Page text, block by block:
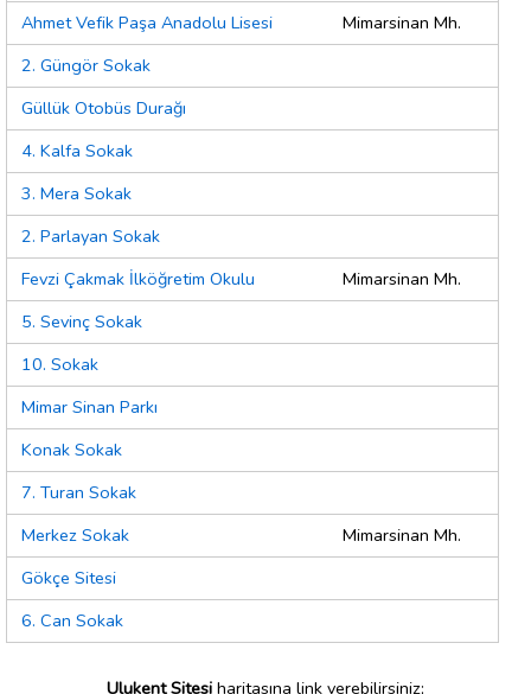
Ahmet Vefik Paşa Anadolu Lisesi
Mimarsinan Mh.
2. Güngör Sokak
Güllük Otobüs Durağı
4. Kalfa Sokak
3. Mera Sokak
2. Parlayan Sokak
Fevzi Çakmak İlköğretim Okulu
Mimarsinan Mh.
5. Sevinç Sokak
10. Sokak
Mimar Sinan Parkı
Konak Sokak
7. Turan Sokak
Merkez Sokak
Mimarsinan Mh.
Gökçe Sitesi
6. Can Sokak
Ulukent Sitesi haritasına link verebilirsiniz;